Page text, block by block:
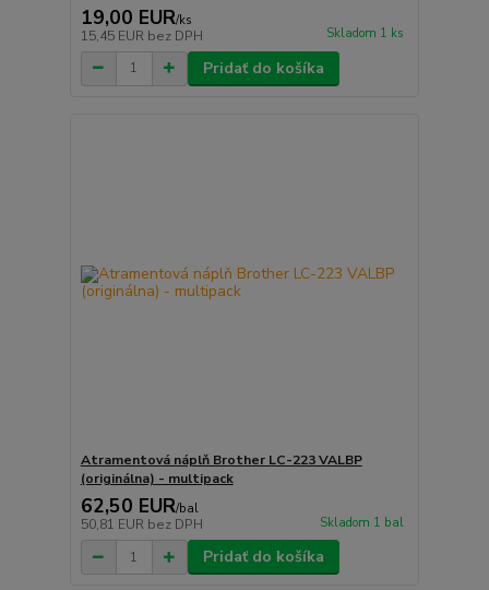
19,00 EUR/ks
15,45 EUR bez DPH Skladom 1 ks
Pridať do košíka
Atramentová náplň Brother LC-223 VALBP
(originálna) - multipack
62,50 EUR/bal
50,81 EUR bez DPH Skladom 1 bal
Pridať do košíka